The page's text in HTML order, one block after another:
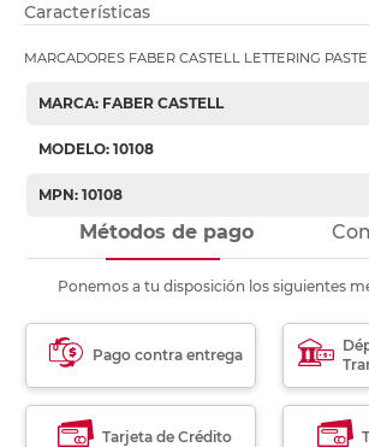
Características
MARCADORES FABER CASTELL LETTERING
MARCA: FABER CASTELL
MODELO: 10108
MPN: 10108
Métodos de pago
Ponemos a tu disposición los siguientes
Pago contra entrega
Tarjeta de Crédito